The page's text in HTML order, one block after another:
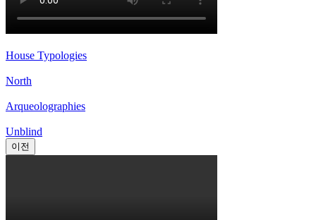
House Typologies
North
Arqueolographies
Unblind
이전